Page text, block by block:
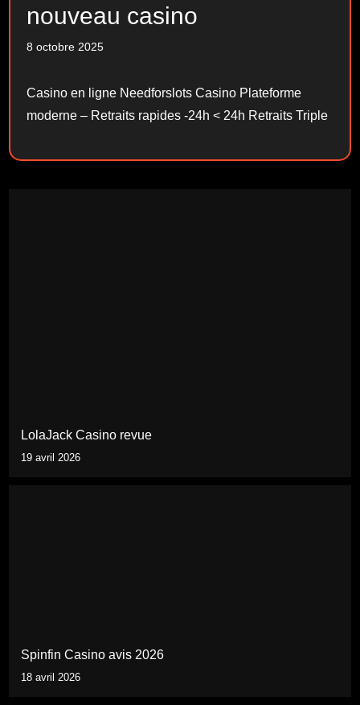
nouveau casino
8 octobre 2025
Casino en ligne Needforslots Casino Plateforme
moderne – Retraits rapides -24h < 24h Retraits Triple
LolaJack Casino revue
19 avril 2026
Spinfin Casino avis 2026
18 avril 2026